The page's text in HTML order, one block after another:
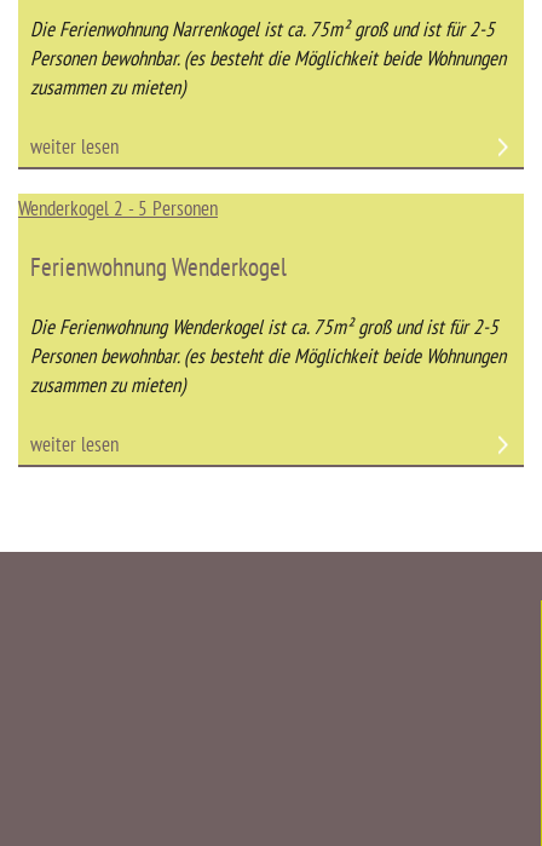
Die Ferienwohnung Narrenkogel ist ca. 75m² groß und ist für 2-5
Personen bewohnbar. (es besteht die Möglichkeit beide Wohnungen
zusammen zu mieten)
weiter lesen
Wenderkogel 2 - 5 Personen
Ferienwohnung Wenderkogel
Die Ferienwohnung Wenderkogel ist ca. 75m² groß und ist für 2-5
Personen bewohnbar. (es besteht die Möglichkeit beide Wohnungen
zusammen zu mieten)
weiter lesen